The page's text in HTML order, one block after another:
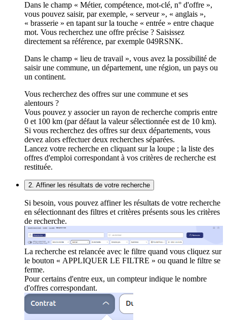
Dans le champ « Métier, compétence, mot-clé, n° d'offre »,
vous pouvez saisir, par exemple, « serveur », « anglais »,
« brasserie » en tapant sur la touche « entrée » entre chaque
mot. Vous recherchez une offre précise ? Saisissez
directement sa référence, par exemple 049RSNK.
Dans le champ « lieu de travail », vous avez la possibilité de
saisir une commune, un département, une région, un pays ou
un continent.
Vous recherchez des offres sur une commune et ses
alentours ?
Vous pouvez y associer un rayon de recherche compris entre
0 et 100 km (par défaut la valeur sélectionnée est de 10 km).
Si vous recherchez des offres sur deux départements, vous
devez alors effectuer deux recherches séparées.
Lancez votre recherche en cliquant sur la loupe ; la liste des
offres d'emploi correspondant à vos critères de recherche est
restituée.
2. Affiner les résultats de votre recherche
Si besoin, vous pouvez affiner les résultats de votre recherche
en sélectionnant des filtres et critères présents sous les critères
de recherche.
La recherche est relancée avec le filtre quand vous cliquez sur
le bouton « APPLIQUER LE FILTRE » ou quand le filtre se
ferme.
Pour certains d'entre eux, un compteur indique le nombre
d'offres correspondant.